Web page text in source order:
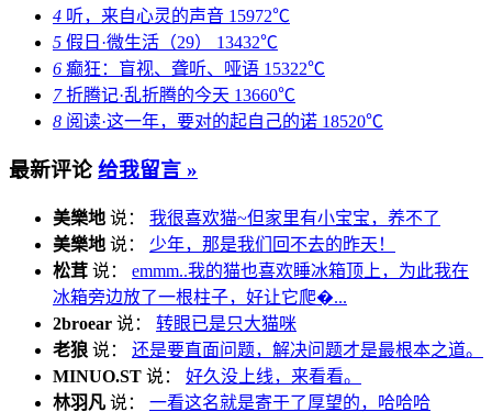
4 听，来自心灵的声音 15972℃
5 假日·微生活（29） 13432℃
6 癫狂：盲视、聋听、哑语 15322℃
7折腾记·乱折腾的今天 13660℃
8 阅读·这一年，要对的起自己的诺 18520℃
最新评论 给我留言 »
美樂地 说： 我很喜欢猫~但家里有小宝宝，养不了
美樂地 说： 少年，那是我们回不去的昨天！
松茸 说： emmm..我的猫也喜欢睡冰箱顶上，为此我在
冰箱旁边放了一根柱子，好让它爬�...
2broear 说： 转眼已是只大猫咪
老狼 说： 还是要直面问题，解决问题才是最根本之道。
MINUO.ST 说： 好久没上线，来看看。
林羽凡 说： 一看这名就是寄于了厚望的，哈哈哈